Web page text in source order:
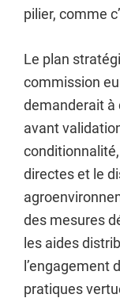
pilier, comme
Le plan
commission
demanderait à
avant
directes et le
des mesures
les aides
l’engagement
pratiques